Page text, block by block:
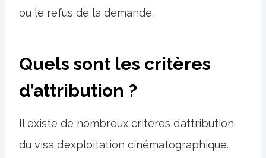
ou le refus de la demande.
Quels sont les critères
d’attribution ?
Il existe de nombreux critères d’attribution
du visa d’exploitation cinématographique.